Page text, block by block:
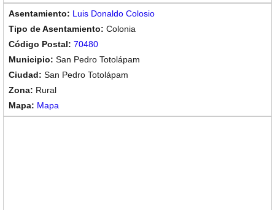
Luis Donaldo Colosio
Colonia
70480
San Pedro Totolápam
San Pedro Totolápam
Rural
Mapa